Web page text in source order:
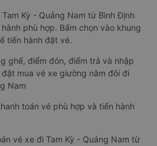
Kỳ - Quảng Nam từ Bình Định
phù hợp. Bấm chọn vào khung
tiến hành đặt vé.
ghế, điểm đón, điểm trả và nhập
mua vé xe giường nằm đôi đi
Nam
toán vé phù hợp và tiến hành
vé xe đi Tam Kỳ - Quảng Nam từ